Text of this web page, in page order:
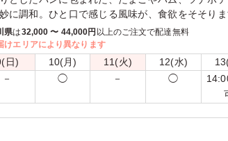
に調和。ひと口で感じる風味が、食欲をそそり
たサンドイッチは、差し入れに最適です。
ドイッチは専用のシートで包んでお届けします。
県は32,000 〜 44,000円 以上のご注文で配達無料
けエリアにより異なります
日) 10(月) 11(火) 12(水)
－ ◯ － ◯